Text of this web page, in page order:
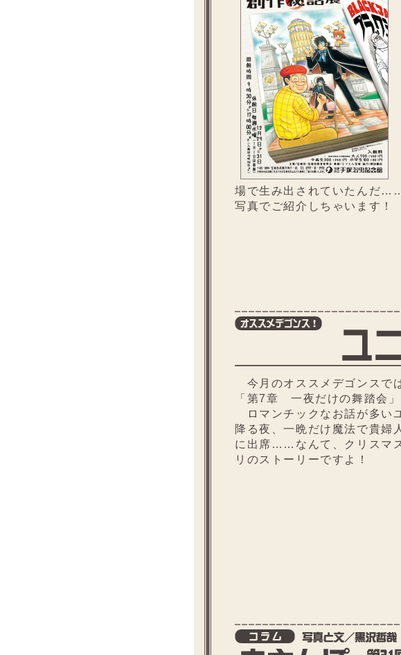
場で生み出されていたんだ
写真でご紹介しちゃいます！
今月のオススメデゴンスで
「第7章 一夜だけの舞踏会」
ロマンチックなお話が多い
降る夜、一晩だけ魔法で貴婦
に出席……なんて、クリスマ
リのストーリーですよ！